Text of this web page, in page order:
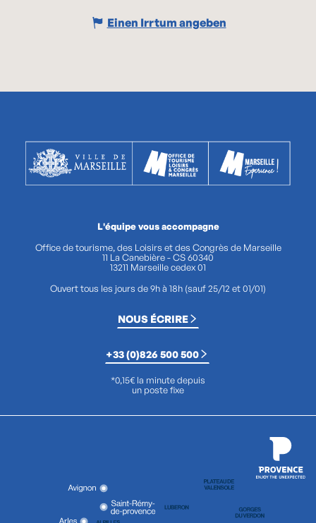
Einen Irrtum angeben
L'équipe vous accompagne
Office de tourisme, des Loisirs et des Congrès de Marseille
11 La Canebière - CS 60340
13211 Marseille cedex 01
Ouvert tous les jours de 9h à 18h (sauf 25/12 et 01/01)
NOUS ÉCRIRE
+33 (0)826 500 500
*0,15€ la minute depuis
un poste fixe